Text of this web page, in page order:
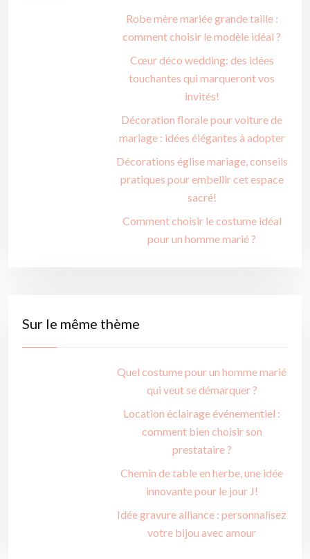
Robe mère mariée grande taille :
comment choisir le modèle idéal ?
Cœur déco wedding: des idées
touchantes qui marqueront vos
invités!
Décoration florale pour voiture de
mariage : idées élégantes à adopter
Décorations église mariage, conseils
pratiques pour embellir cet espace
sacré!
Comment choisir le costume idéal
pour un homme marié ?
Sur le même thème
Quel costume pour un homme marié
qui veut se démarquer ?
Location éclairage événementiel :
comment bien choisir son
prestataire ?
Chemin de table en herbe, une idée
innovante pour le jour J!
Idée gravure alliance : personnalisez
votre bijou avec amour